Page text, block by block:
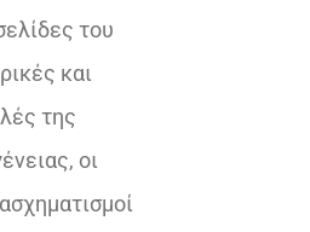
του
και
της
οι